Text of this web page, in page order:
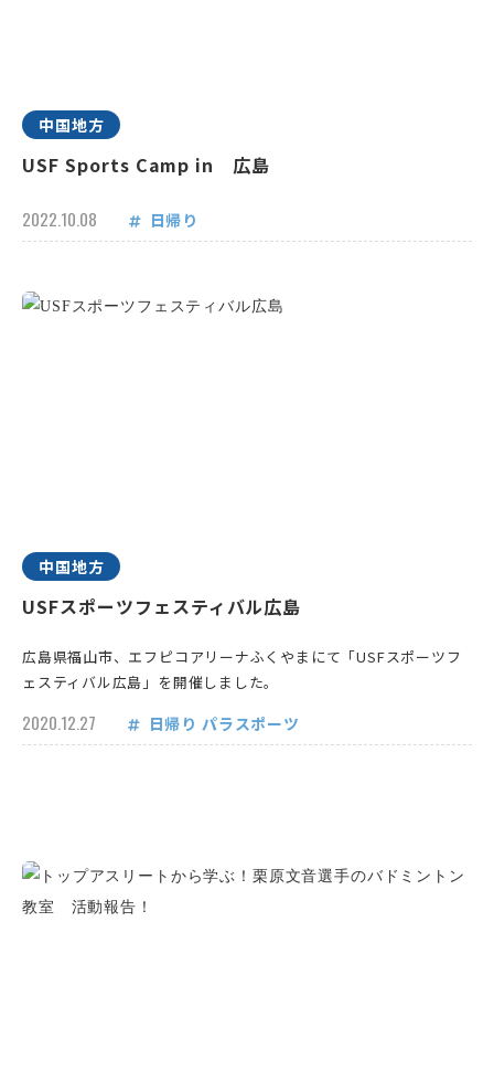
中国地方
USF Sports Camp in 広島
2022.10.08 日帰り
中国地方
USFスポーツフェスティバル広島
広島県福山市、エフピコアリーナふくやまにて「USFスポーツフ
ェスティバル広島」を開催しました。
2020.12.27 日帰り パラスポーツ